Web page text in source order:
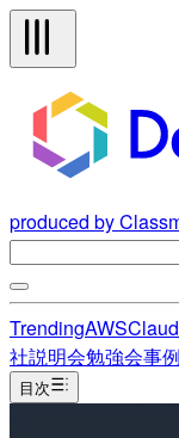
produced by
TrendingAWS
社説明会勉強会事例
目次